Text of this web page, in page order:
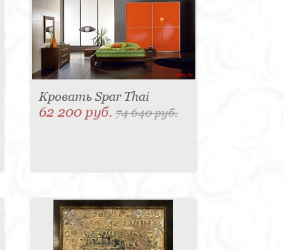
Кровать Spar Thai
62 200 руб.74 640 руб.